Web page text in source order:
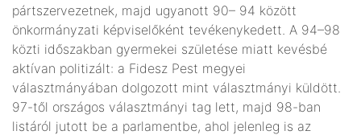
pártszervezetnek, majd ugyanott 90– 94 között
önkormányzati képviselőként tevékenykedett. A 94–98
közti időszakban gyermekei születése miatt kevésbé
aktívan politizált: a Fidesz Pest megyei
választmányában dolgozott mint választmányi küldött.
97-től országos választmányi tag lett, majd 98-ban
listáról jutott be a parlamentbe, ahol jelenleg is az